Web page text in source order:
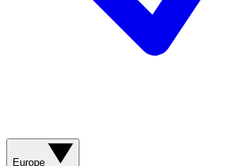
Europe